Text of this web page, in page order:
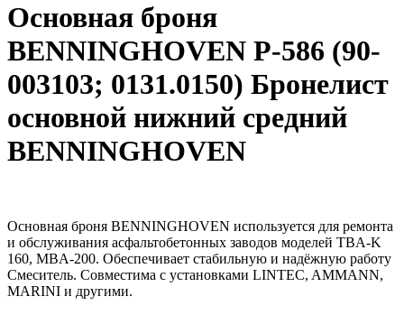
Основная броня
BENNINGHOVEN Р-586 (90-
003103; 0131.0150) Бронелист
основной нижний средний
BENNINGHOVEN
Основная броня BENNINGHOVEN используется для ремонта
и обслуживания асфальтобетонных заводов моделей TBA-K
160, MBA-200. Обеспечивает стабильную и надёжную работу
Смеситель. Совместима с установками LINTEC, AMMANN,
MARINI и другими.